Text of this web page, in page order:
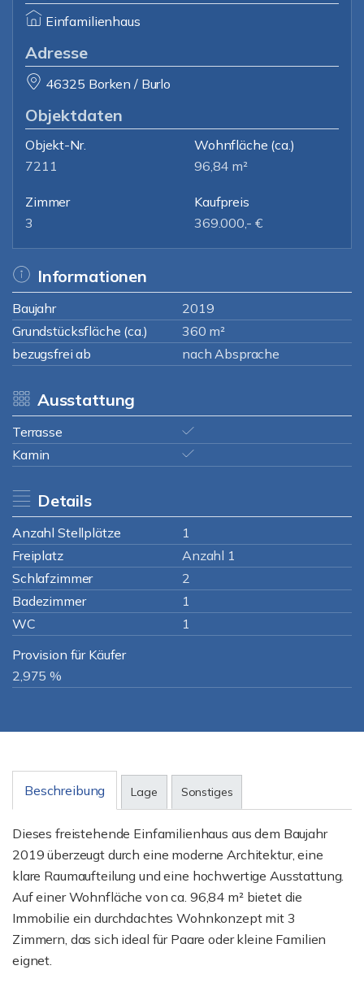
Einfamilienhaus
Adresse
46325 Borken / Burlo
Objektdaten
Objekt-Nr.
7211
Wohnfläche (ca.)
96,84 m²
Zimmer
3
Kaufpreis
369.000,- €
Informationen
Baujahr
2019
Grundstücksfläche (ca.)
360 m²
bezugsfrei ab
nach Absprache
Ausstattung
Terrasse
Kamin
Details
Anzahl Stellplätze
1
Freiplatz
Anzahl 1
Schlafzimmer
2
Badezimmer
1
WC
1
Provision für Käufer
2,975 %
Beschreibung Lage Sonstiges
Dieses freistehende Einfamilienhaus aus dem Baujahr
2019 überzeugt durch eine moderne Architektur, eine
klare Raumaufteilung und eine hochwertige Ausstattung.
Auf einer Wohnfläche von ca. 96,84 m² bietet die
Immobilie ein durchdachtes Wohnkonzept mit 3
Zimmern, das sich ideal für Paare oder kleine Familien
eignet.